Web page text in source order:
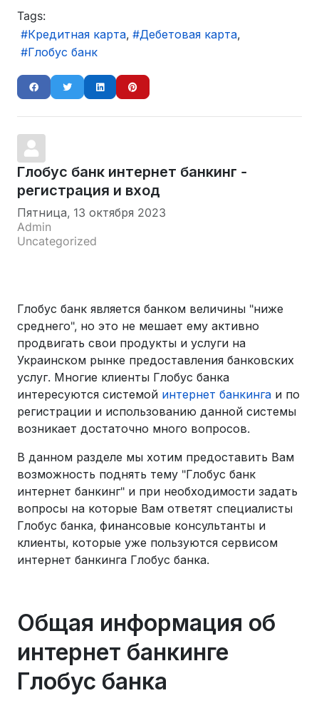
Tags:
Кредитная карта
Дебетовая карта
Глобус банк
Глобус банк интернет банкинг -
регистрация и вход
Пятница, 13 октября 2023
Admin
Uncategorized
Глобус банк является банком величины "ниже
среднего", но это не мешает ему активно
продвигать свои продукты и услуги на
Украинском рынке предоставления банковских
услуг. Многие клиенты Глобус банка
интересуются системой интернет банкинга и по
регистрации и использованию данной системы
возникает достаточно много вопросов.
В данном разделе мы хотим предоставить Вам
возможность поднять тему "Глобус банк
интернет банкинг" и при необходимости задать
вопросы на которые Вам ответят специалисты
Глобус банка, финансовые консультанты и
клиенты, которые уже пользуются сервисом
интернет банкинга Глобус банка.
Общая информация об
интернет банкинге
Глобус банка